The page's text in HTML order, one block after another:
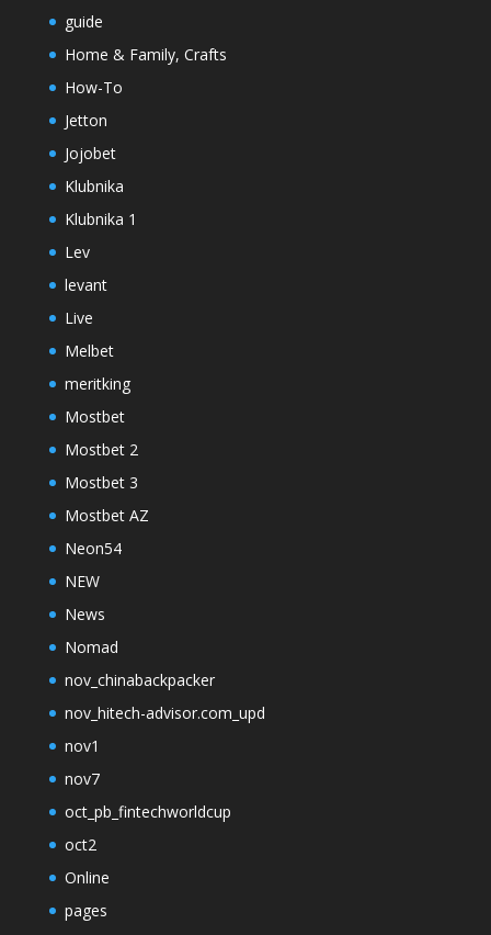
guide
Home & Family, Crafts
How-To
Jetton
Jojobet
Klubnika
Klubnika 1
Lev
levant
Live
Melbet
meritking
Mostbet
Mostbet 2
Mostbet 3
Mostbet AZ
Neon54
NEW
News
Nomad
nov_chinabackpacker
nov_hitech-advisor.com_upd
nov1
nov7
oct_pb_fintechworldcup
oct2
Online
pages